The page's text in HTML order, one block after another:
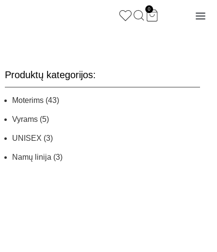
0
Produktų kategorijos:
Moterims (43)
Vyrams (5)
UNISEX (3)
Namų linija (3)